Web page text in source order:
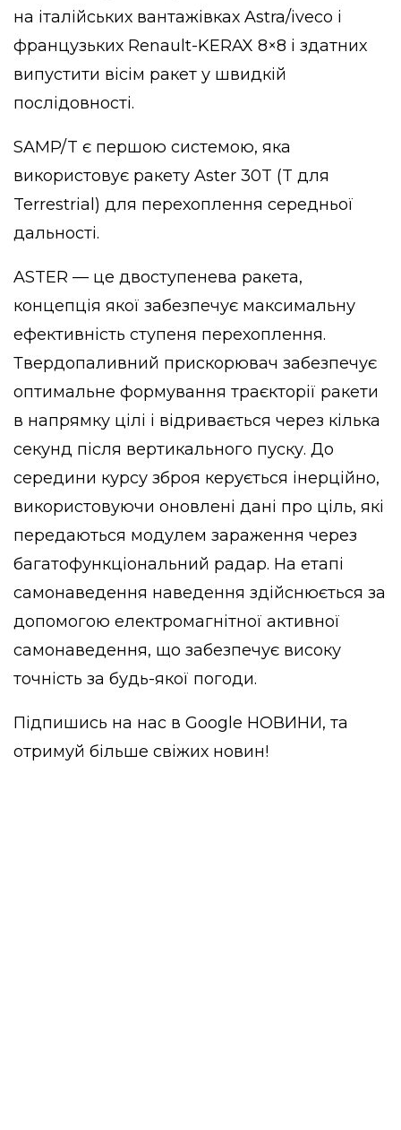
на італійських вантажівках Astra/iveco і
французьких Renault-KERAX 8×8 і здатних
випустити вісім ракет у швидкій
послідовності.
SAMP/T є першою системою, яка
використовує ракету Aster 30T (T для
Terrestrial) для перехоплення середньої
дальності.
ASTER — це двоступенева ракета,
концепція якої забезпечує максимальну
ефективність ступеня перехоплення.
Твердопаливний прискорювач забезпечує
оптимальне формування траєкторії ракети
в напрямку цілі і відривається через кілька
секунд після вертикального пуску. До
середини курсу зброя керується інерційно,
використовуючи оновлені дані про ціль, які
передаються модулем зараження через
багатофункціональний радар. На етапі
самонаведення наведення здійснюється за
допомогою електромагнітної активної
самонаведення, що забезпечує високу
точність за будь-якої погоди.
Підпишись на нас в Google НОВИНИ, та
отримуй більше свіжих новин!